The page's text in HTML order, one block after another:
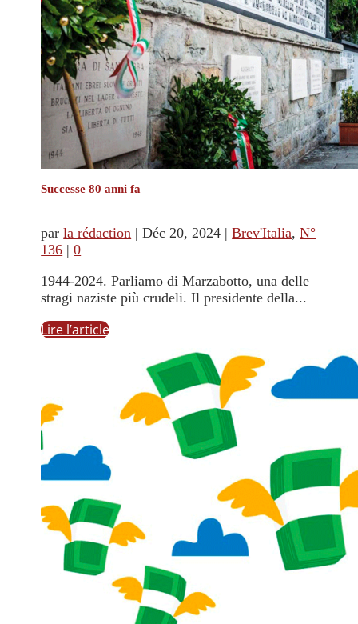
Successe 80 anni fa
parla rédaction |Déc 20, 2024 |Brev'Italia,N°
136 |0
1944-2024. Parliamo di Marzabotto, una delle
stragi naziste più crudeli. Il presidente della...
Lire l’article